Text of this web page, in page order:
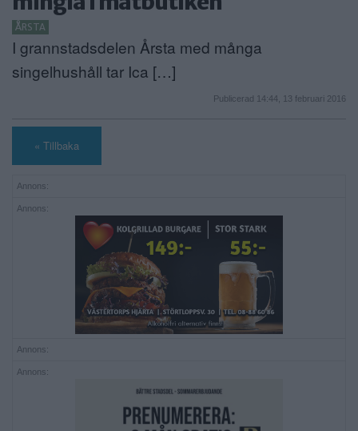
ÅRSTA
I grannstadsdelen Årsta med många
singelhushåll tar Ica […]
Publicerad 14:44, 13 februari 2016
« Tillbaka
Annons:
Annons:
Annons:
Annons: